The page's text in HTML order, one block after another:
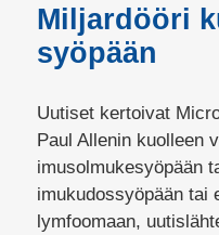
Miljardööri
syöpään
Uutiset kertoivat
Paul Allenin kuolleen
imusolmukesyöpään
imukudossyöpään tai
lymfoomaan,